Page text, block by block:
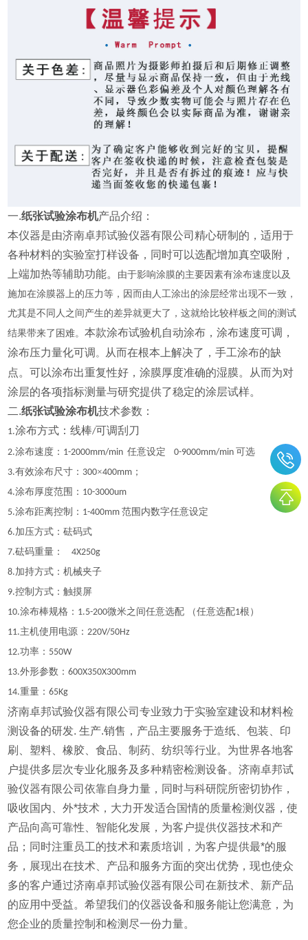
一.纸张试验涂布机产品介绍：
本仪器是由济南卓邦试验仪器有限公司精心研制的，适用于
各种材料的实验室打样设备，同时可以选配增加真空吸附，
上端加热等辅助功能。
由于影响涂膜的主要因素有涂布速度以及
施加在涂膜器上的压力等，因而由人工涂出的涂层经常出现不一致，
尤其是不同人之间产生的差异就更大了，这就给比较样板之间的测试
结果带来了困难。本款涂布试验机自动涂布，涂布速度可调，
涂布压力量化可调 。
从而在根本上解决了，手工涂布的缺
点。可以涂布出重复性好，涂膜厚度准确的湿膜。从而为对
涂层的各项指标测量与研究提供了稳定的涂层试样。
二.纸张试验涂布机技术参数：
1.涂布方式：线棒/可调刮刀
2.涂布速度： 1-2000mm/min任意设定 0-9000mm/min 可选
3.有效涂布尺寸： 300×400mm ；
4.涂布厚度范围： 10-3000um
5.涂布距离控制： 1-400mm范围内数字任意设定
6.加压方式：砝码式
7.砝码重量：4X250g
8.加持方式：机械夹子
9.控制方式：触摸屏
10.涂布棒规格： 1.5-200微米之间任意选配 （任意选配1根）
11.主机使用电源：220V/50Hz
12.功率： 550W
13.外形参数：600X350X300mm
14.重量：65Kg
济南卓邦试验仪器有限公司专业致力于实验室建设和材料检
测设备的研发. 生产.销售，产品主要服务于造纸、包装、印
刷、塑料、橡胶、食品、制药、纺织等行业。为世界各地客
户提供多层次专业化服务及多种精密检测设备。济南卓邦试
验仪器有限公司依靠自身力量，同时与科研院所密切协作，
吸收国内、外*技术，大力开发适合国情的质量检测仪器，使
产品向高可靠性、智能化发展，为客户提供仪器技术和产
品；同时注重员工的技术和素质培训，为客户提供最*的服
务，展现出在技术、产品和服务方面的突出优势，现也使众
多的客户通过济南卓邦试验仪器有限公司在新技术、新产品
的应用中受益。希望我们的仪器设备和服务能让您满意，为
您企业的质量控制和检测尽一份力量。